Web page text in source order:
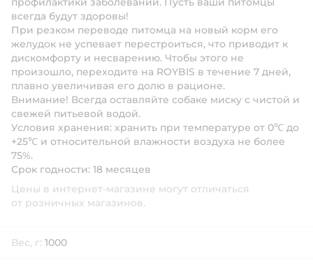
всегда будут здоровы!
При резком переводе питомца на новый корм его
желудок не успевает перестроиться, что приводит к
дискомфорту и несварению. Чтобы этого не
произошло, переходите на ROYBIS в течение 7 дней,
плавно увеличивая его долю в рационе.
Внимание! Всегда оставляйте собаке миску с чистой и
свежей питьевой водой.
Условия хранения: хранить при температуре от 0℃ до
+25℃ и относительной влажности воздуха не более
75%.
Срок годности: 18 месяцев
Цены в интернет-магазине могут отличаться
от розничных магазинов.
Вес, г: 1000